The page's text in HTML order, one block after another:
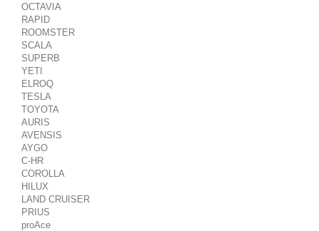
OCTAVIA
RAPID
ROOMSTER
SCALA
SUPERB
YETI
ELROQ
TESLA
TOYOTA
AURIS
AVENSIS
AYGO
C-HR
COROLLA
HILUX
LAND CRUISER
PRIUS
proAce